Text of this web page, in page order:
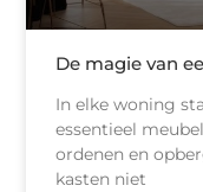
De magie van
In elke woning
essentieel
ordenen en
kasten niet